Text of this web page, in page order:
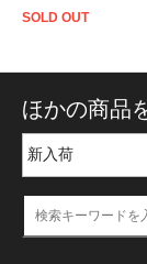
SOLD OUT
ほかの商品